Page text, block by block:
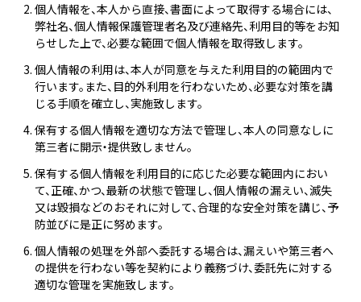
個人情報を、本人から直接、書面によって取得する場合には、
弊社名、個人情報保護管理者名及び連絡先、利用目的等をお知
らせした上で、必要な範囲で個人情報を取得致します。
個人情報の利用は、本人が同意を与えた利用目的の範囲内で
行います。また、目的外利用を行わないため、必要な対策を講
じる手順を確立し、実施致します。
保有する個人情報を適切な方法で管理し、本人の同意なしに
第三者に開示・提供致しません。
保有する個人情報を利用目的に応じた必要な範囲内におい
て、正確、かつ、最新の状態で管理し、個人情報の漏えい、滅失
又は毀損などのおそれに対して、合理的な安全対策を講じ、予
防並びに是正に努めます。
個人情報の処理を外部へ委託する場合は、漏えいや第三者へ
の提供を行わない等を契約により義務づけ、委託先に対する
適切な管理を実施致します。